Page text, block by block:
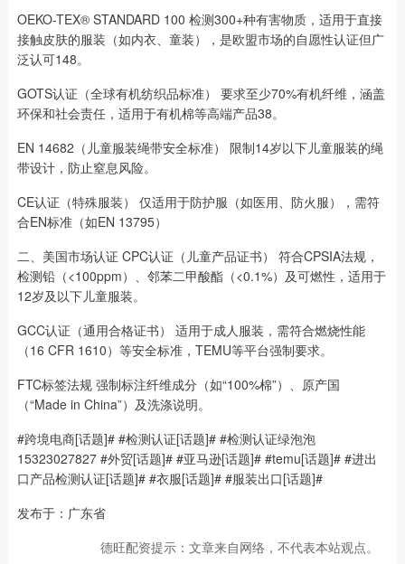
OEKO-TEX® STANDARD 100 检测300+种有害物质，适用于直接
接触皮肤的服装（如内衣、童装），是欧盟市场的自愿性认证但广
泛认可148。
GOTS认证（全球有机纺织品标准） 要求至少70%有机纤维，涵盖
环保和社会责任，适用于有机棉等高端产品38。
EN 14682（儿童服装绳带安全标准） 限制14岁以下儿童服装的绳
带设计，防止窒息风险。
CE认证（特殊服装） 仅适用于防护服（如医用、防火服），需符
合EN标准（如EN 13795）
二、美国市场认证 CPC认证（儿童产品证书） 符合CPSIA法规，
检测铅（<100ppm）、邻苯二甲酸酯（<0.1%）及可燃性，适用于
12岁及以下儿童服装。
GCC认证（通用合格证书） 适用于成人服装，需符合燃烧性能
（16 CFR 1610）等安全标准，TEMU等平台强制要求。
FTC标签法规 强制标注纤维成分（如“100%棉”）、原产国
（“Made in China”）及洗涤说明。
#跨境电商[话题]# #检测认证[话题]# #检测认证绿泡泡
15323027827 #外贸[话题]# #亚马逊[话题]# #temu[话题]# #进出
口产品检测认证[话题]# #衣服[话题]# #服装出口[话题]#
发布于：广东省
德旺配资提示：文章来自网络，不代表本站观点。